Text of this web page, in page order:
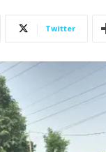
Twitter